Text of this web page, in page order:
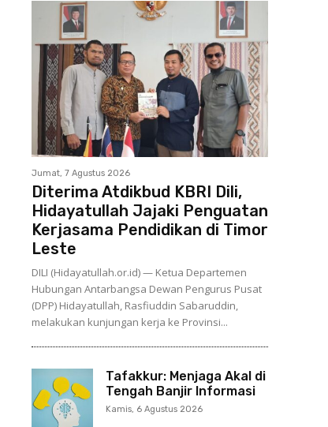
Jumat, 7 Agustus 2026
Diterima Atdikbud KBRI Dili,
Hidayatullah Jajaki Penguatan
Kerjasama Pendidikan di Timor
Leste
DILI (Hidayatullah.or.id) — Ketua Departemen
Hubungan Antarbangsa Dewan Pengurus Pusat
(DPP) Hidayatullah, Rasfiuddin Sabaruddin,
melakukan kunjungan kerja ke Provinsi...
Tafakkur: Menjaga Akal di
Tengah Banjir Informasi
Kamis, 6 Agustus 2026